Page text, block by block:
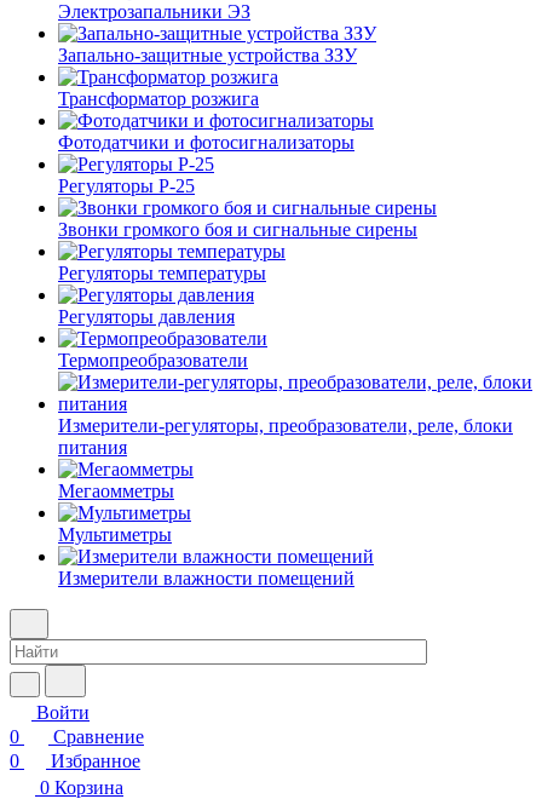
Электрозапальники ЭЗ
Запально-защитные устройства ЗЗУ
Трансформатор розжига
Фотодатчики и фотосигнализаторы
Регуляторы Р-25
Звонки громкого боя и сигнальные сирены
Регуляторы температуры
Регуляторы давления
Термопреобразователи
Измерители-регуляторы, преобразователи, реле, блоки
питания
Мегаомметры
Мультиметры
Измерители влажности помещений
Войти
0
Сравнение
0
Избранное
0 Корзина